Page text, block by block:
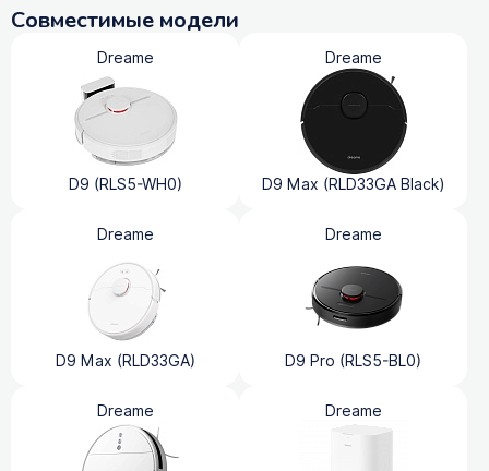
Совместимые модели
Dreame
D9 (RLS5-WH0)
Dreame
D9 Max (RLD33GA Black)
Dreame
D9 Max (RLD33GA)
Dreame
D9 Pro (RLS5-BL0)
Dreame Dreame